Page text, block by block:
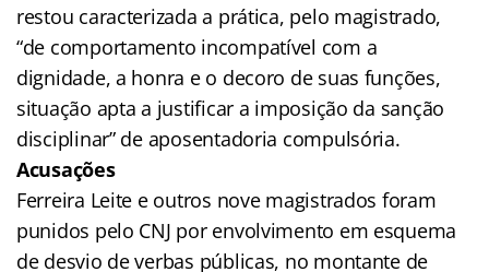
restou caracterizada a prática, pelo magistrado,
“de comportamento incompatível com a
dignidade, a honra e o decoro de suas funções,
situação apta a justificar a imposição da sanção
disciplinar” de aposentadoria compulsória.
Acusações
Ferreira Leite e outros nove magistrados foram
punidos pelo CNJ por envolvimento em esquema
de desvio de verbas públicas, no montante de